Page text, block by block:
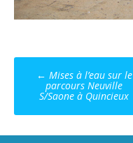
Post
navigation
← Mises à l’eau sur le
parcours Neuville
S/Saone à Quincieux